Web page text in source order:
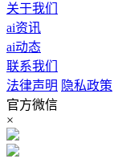
关于我们
ai资讯
ai动态
联系我们
法律声明 隐私政策
官方微信
×